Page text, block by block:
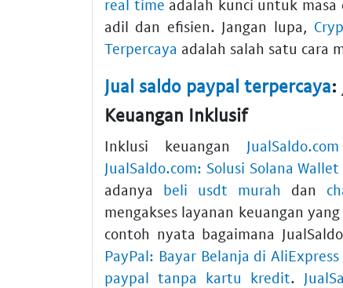
real time adalah kunci untuk masa
adil dan efisien. Jangan lupa,
Terpercaya adalah salah satu cara
Jual saldo paypal terpercaya:
Keuangan Inklusif
Inklusi keuangan JualSaldo.com
JualSaldo.com: Solusi Solana
adanya beli usdt murah dan
mengakses layanan keuangan
contoh nyata bagaimana
PayPal: Bayar Belanja di
paypal tanpa kartu kredit.